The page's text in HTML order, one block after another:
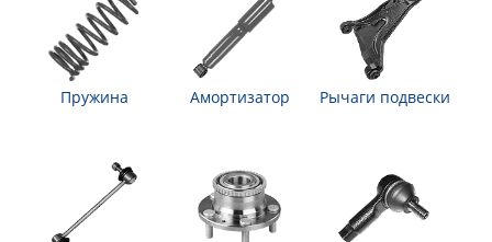
Пружина Амортизатор Рычаги подвески